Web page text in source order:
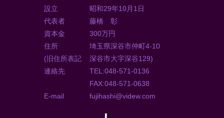
設立
昭和29年10月1日
代表者
藤橋 彰
資本金
300万円
住所
埼玉県深谷市仲町4-10
(旧住所表記
深谷市大字深谷129)
連絡先
TEL:048-571-0136
FAX:048-571-0638
E-mail
fujihashi@videw.com